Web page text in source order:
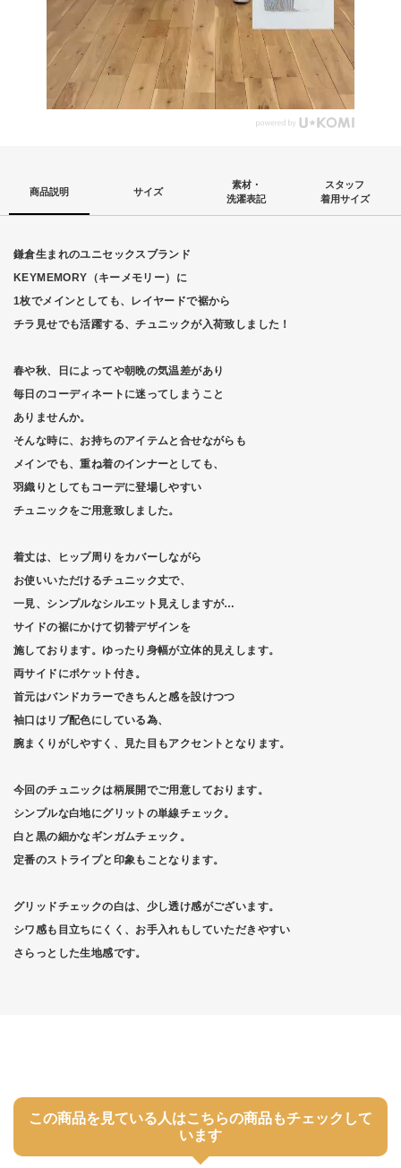
商品説明 サイズ
素材・
洗濯表記
スタッフ
着用サイズ
鎌倉生まれのユニセックスブランド
KEYMEMORY（キーメモリー）に
1枚でメインとしても、レイヤードで裾から
チラ見せでも活躍する、チュニックが入荷致しました！
春や秋、日によってや朝晩の気温差があり
毎日のコーディネートに迷ってしまうこと
ありませんか。
そんな時に、お持ちのアイテムと合せながらも
メインでも、重ね着のインナーとしても、
羽織りとしてもコーデに登場しやすい
チュニックをご用意致しました。
着丈は、ヒップ周りをカバーしながら
お使いいただけるチュニック丈で、
一見、シンプルなシルエット見えしますが…
サイドの裾にかけて切替デザインを
施しております。ゆったり身幅が立体的見えします。
両サイドにポケット付き。
首元はバンドカラーできちんと感を設けつつ
袖口はリブ配色にしている為、
腕まくりがしやすく、見た目もアクセントとなります。
今回のチュニックは柄展開でご用意しております。
シンプルな白地にグリットの単線チェック。
白と黒の細かなギンガムチェック。
定番のストライプと印象もことなります。
グリッドチェックの白は、少し透け感がございます。
シワ感も目立ちにくく、お手入れもしていただきやすい
さらっとした生地感です。
この商品を見ている人はこちらの商品もチェックして
います